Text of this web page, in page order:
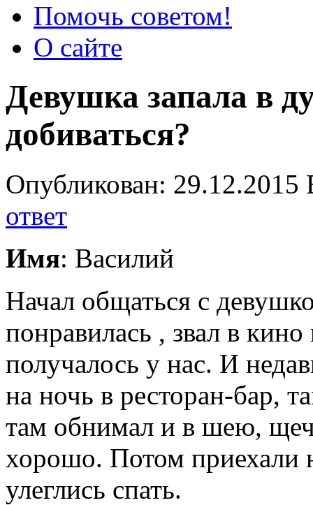
Помочь советом!
О сайте
Девушка запала в
добиваться?
Опубликован:
ответ
Имя: Василий
Начал общаться с
понравилась , звал в
получалось у нас. И
на ночь в ресторан-бар,
там обнимал и в шею,
хорошо. Потом приехали
улеглись спать.